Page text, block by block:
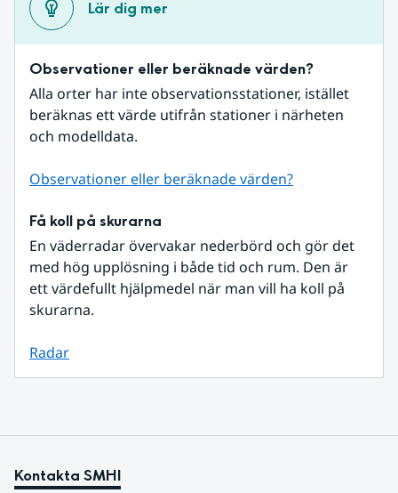
Lär dig mer
Observationer eller beräknade värden?
Alla orter har inte observationsstationer, istället
beräknas ett värde utifrån stationer i närheten
och modelldata.
Observationer eller beräknade värden?
Få koll på skurarna
En väderradar övervakar nederbörd och gör det
med hög upplösning i både tid och rum. Den är
ett värdefullt hjälpmedel när man vill ha koll på
skurarna.
Radar
Kontakta SMHI